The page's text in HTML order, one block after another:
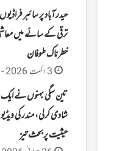
حیدرآباد پر سائبر
ترقی کے سائے میں
خطرناک طوفان
3 اگست 2026 - 15:09
تین سگی بہنوں نے
شادی کرلی، مندر کی
حیثیت پر بحث تیز